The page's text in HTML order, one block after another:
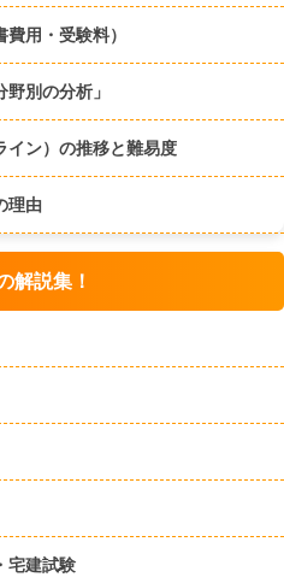
用・受験料）
別の分析」
イン）の推移と難易度
理由
解説集！
宅建試験